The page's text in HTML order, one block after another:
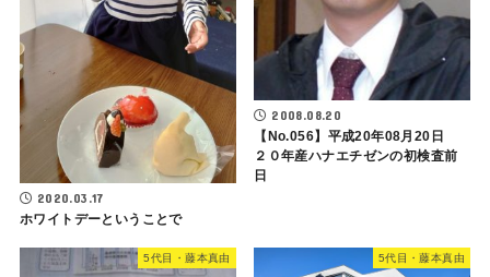
2020.03.17
ホワイトデーということで
2008.08.20
【No.056】平成20年08月20日
２０年産ハナエチゼンの初検査前
日
5代目・藤本真由 5代目・藤本真由